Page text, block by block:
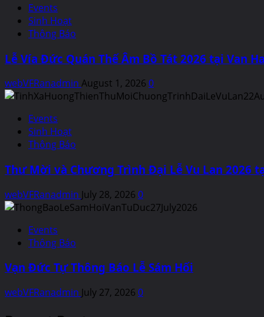
Events
Sinh Hoạt
Thông Báo
Lễ Vía Đức Quán Thế Âm Bồ Tát 2026 tại Van
webVFRanadmin August 1, 2026 0
Events
Sinh Hoạt
Thông Báo
Thư Mời và Chương Trình Đại Lễ Vu Lan 2026
webVFRanadmin July 28, 2026 0
Events
Thông Báo
Vạn Đức Tự Thông Báo Lễ Sám Hối
webVFRanadmin July 27, 2026 0